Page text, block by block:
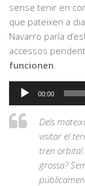
sense tenir en
que pateixen a
Navarro parla
accessos
funcionen
Reproductor
00:00
Dels
visitar el
tren orbital.
grossa?